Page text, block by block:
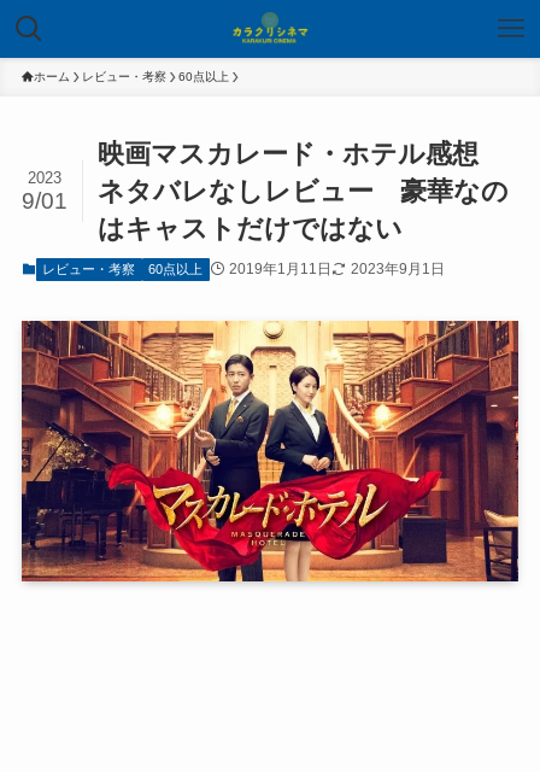
ホーム レビュー・考察 60点以上
映画マスカレード・ホテル感想
ネタバレなしレビュー 豪華なの
はキャストだけではない
2023
9/01
レビュー・考察 60点以上 2019年1月11日 2023年9月1日